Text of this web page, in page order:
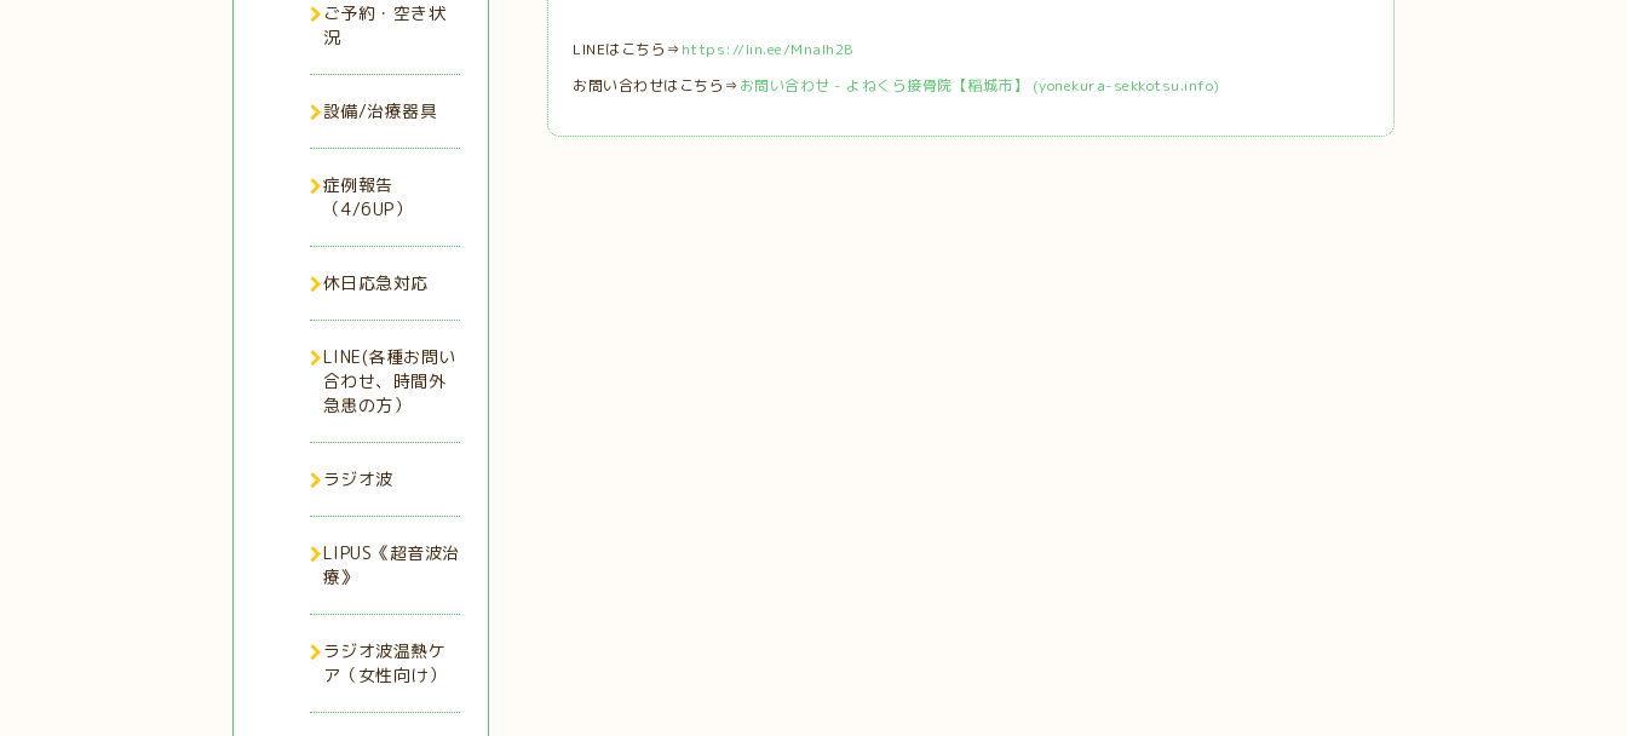
LINEはこちら⇒https://lin.ee/MnaIh2B
お問い合わせはこちら⇒お問い合わせ - よねくら接骨院【稲城市】 (yonekura-sekkotsu.info)
ご予約・空き状
況
設備/治療器具
症例報告
（4/6UP）
休日応急対応
LINE(各種お問い
合わせ、時間外
急患の方）
ラジオ波
LIPUS《超音波治
療》
ラジオ波温熱ケ
ア（女性向け）